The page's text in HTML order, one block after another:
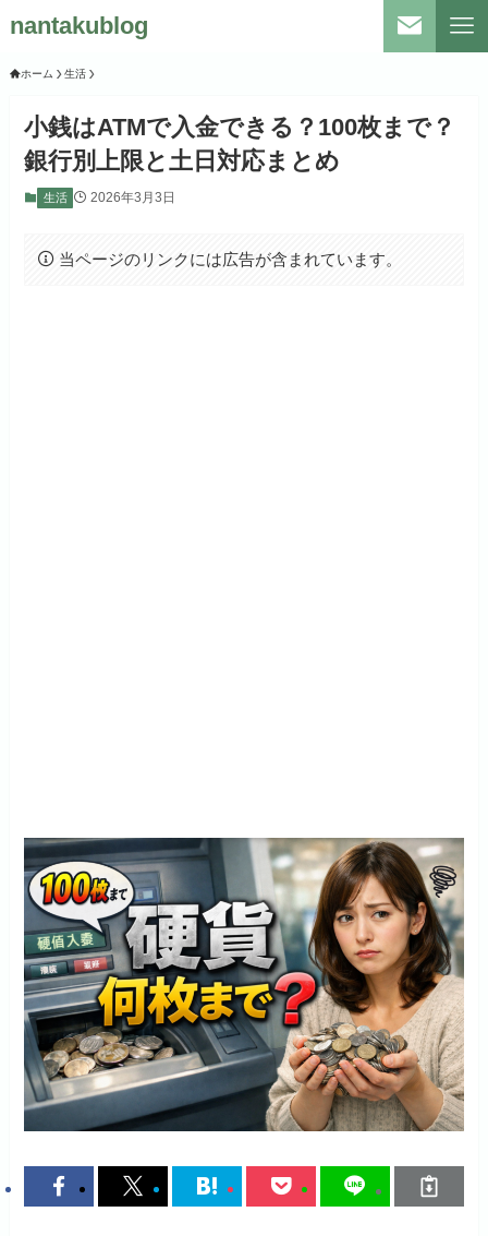
nantakublog
ホーム 生活
小銭はATMで入金できる？100枚まで？
銀行別上限と土日対応まとめ
生活 2026年3月3日
当ページのリンクには広告が含まれています。